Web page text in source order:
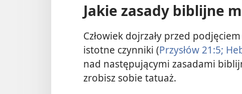
Jakie zasady biblijne
Człowiek dojrzały przed
istotne czynniki (Przysłów 21:5;
nad następującymi zasadami
zrobisz sobie tatuaż.